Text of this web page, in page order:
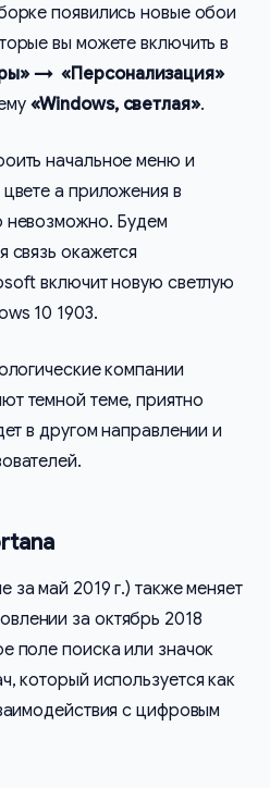
появились новые обои
вы можете включить в
→ «Персонализация»
«Windows, светлая».
начальное меню и
а приложения в
невозможно. Будем
связь окажется
включит новую светлую
10 1903.
компании
темной теме, приятно
в другом направлении и
за май 2019 г.) также меняет
за октябрь 2018
поле поиска или значок
который используется как
с цифровым